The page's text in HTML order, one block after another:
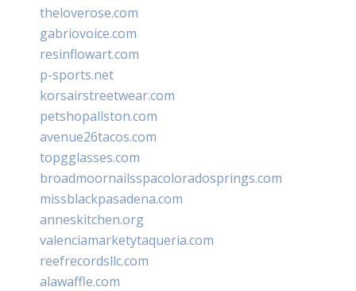
theloverose.com
gabriovoice.com
resinflowart.com
p-sports.net
korsairstreetwear.com
petshopallston.com
avenue26tacos.com
topgglasses.com
broadmoornailsspacoloradosprings.com
missblackpasadena.com
anneskitchen.org
valenciamarketytaqueria.com
reefrecordsllc.com
alawaffle.com